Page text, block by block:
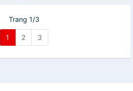
Trang 1/3
1 2 3